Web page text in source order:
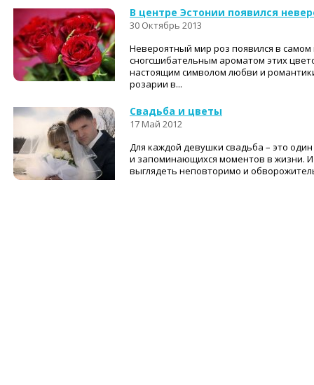
В центре Эстонии появился
30 Октябрь 2013
Невероятный мир роз появился в
сногсшибательным ароматом этих
настоящим символом любви и
розарии в...
Свадьба и цветы
17 Май 2012
Для каждой девушки свадьба – это
и запоминающихся моментов в жизни. И
выглядеть неповторимо и